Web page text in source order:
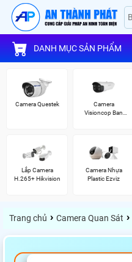
DANH MỤC SẢN PHẨM
Camera Questek
Camera
Visioncop Ban
Lắp Camera
H.265+ Hikvision
Camera Nhựa
Plastic Ezviz
Trang chủ › Camera Quan Sát ›